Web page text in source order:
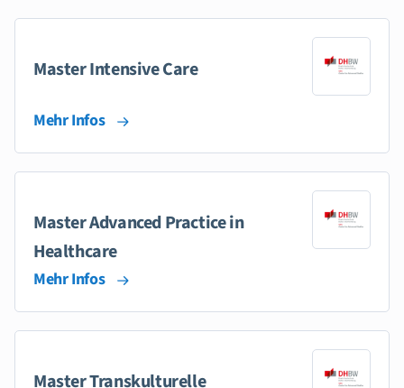
Master Intensive Care
Mehr Infos
Master Advanced Practice in
Healthcare
Mehr Infos
Master Transkulturelle